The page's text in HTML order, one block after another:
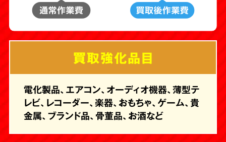
買取強化品目
電化製品、エアコン、オーディオ機器、薄型テ
レビ、レコーダー、楽器、おもちゃ、ゲーム、貴
金属、ブランド品、骨董品、お酒など